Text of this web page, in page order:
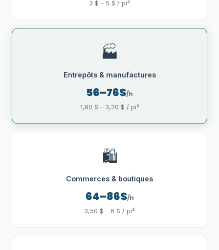
3 $ – 5 $ / pi²
🏭
Entrepôts & manufactures
56–76$/h
1,80 $ – 3,20 $ / pi²
🛍️
Commerces & boutiques
64–86$/h
3,50 $ – 6 $ / pi²